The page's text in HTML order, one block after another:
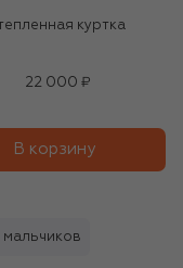
куртка
22 000 ₽
В корзину